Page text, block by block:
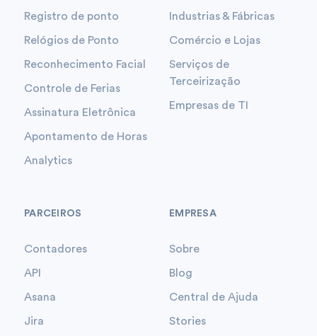
Registro de ponto
Relógios de Ponto
Reconhecimento Facial
Controle de Ferias
Assinatura Eletrônica
Apontamento de Horas
Analytics
Industrias & Fábricas
Comércio e Lojas
Serviços de
Terceirização
Empresas de TI
PARCEIROS
Contadores
API
Asana
Jira
EMPRESA
Sobre
Blog
Central de Ajuda
Stories